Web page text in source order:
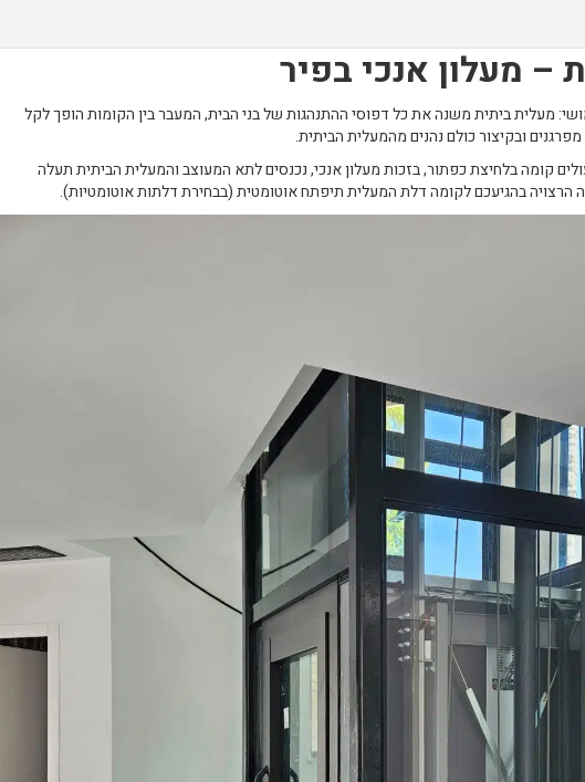
– מעלון אנכי בפיר
מעלית ביתית משנה את כל דפוסי ההתנהגות של בני הבית, המעבר בין הקומות הופך לקל
ובקיצור כולם נהנים מהמעלית הביתית.
קומה בלחיצת כפתור, בזכות מעלון אנכי, נכנסים לתא המעוצב והמעלית הביתית תעלה
בהגיעכם לקומה דלת המעלית תיפתח אוטומטית (בבחירת דלתות אוטומטיות).